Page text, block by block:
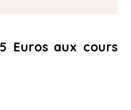
Euros aux cours